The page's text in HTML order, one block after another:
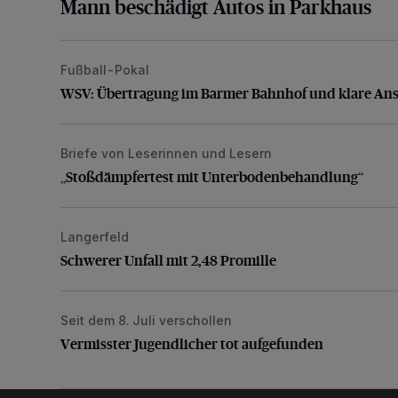
Mann beschädigt Autos in Parkhaus
WSV: Übertragung im Barmer Bahnhof und klare
Fußball-Pokal
WSV: Übertragung im Barmer Bahnhof und klare
„Stoßdämpfertest mit Unterbodenbehandlung“
Briefe von Leserinnen und Lesern
„Stoßdämpfertest mit Unterbodenbehandlung“
Schwerer Unfall mit 2,48 Promille
Langerfeld
Schwerer Unfall mit 2,48 Promille
Vermisster Jugendlicher tot aufgefunden
Seit dem 8. Juli verschollen
Vermisster Jugendlicher tot aufgefunden